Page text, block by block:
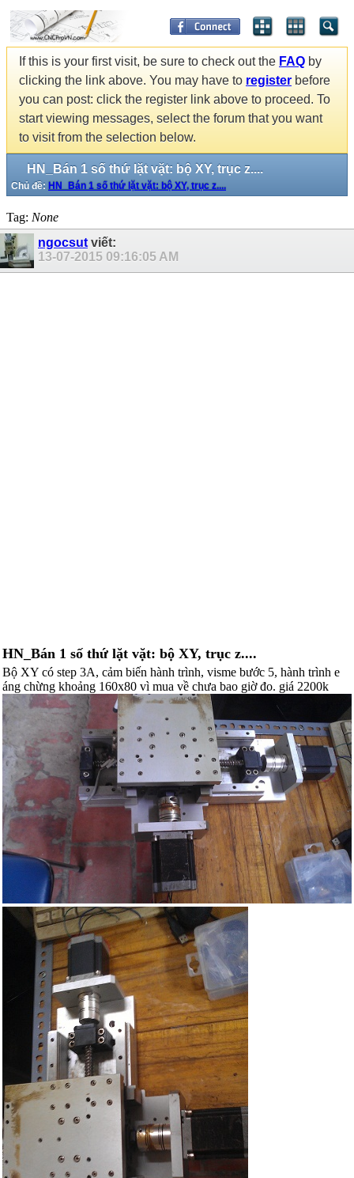
If this is your first visit, be sure to check out the FAQ by
clicking the link above. You may have to register before
you can post: click the register link above to proceed. To
start viewing messages, select the forum that you want
to visit from the selection below.
HN_Bán 1 số thứ lặt vặt: bộ XY, trục z....
Chủ đề: HN_Bán 1 số thứ lặt vặt: bộ XY, trục z....
Tag: None
ngocsut viết:
13-07-2015 09:16:05 AM
HN_Bán 1 số thứ lặt vặt: bộ XY, trục z....
Bộ XY có step 3A, cảm biến hành trình, visme bước 5, hành trình e
áng chừng khoảng 160x80 vì mua về chưa bao giờ đo. giá 2200k